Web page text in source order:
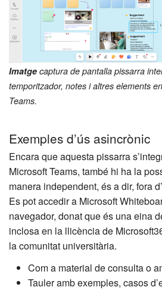
Imatge captura de pantalla pissarra
temporitzador, notes i altres elements
Teams.
Exemples d’ús asincrònic
Encara que aquesta pissarra
Microsoft Teams, també hi ha la
manera independent, és a dir, fora
Es pot accedir a Microsoft
navegador, donat que és una eina
inclosa en la llicència de
la comunitat universitària.
Com a material de consulta o
Tauler amb exemples, casos